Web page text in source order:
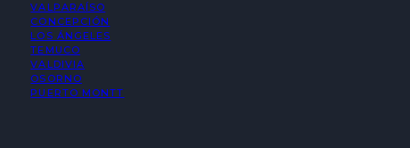
VALPARAÍSO
CONCEPCIÓN
LOS ÁNGELES
TEMUCO
VALDIVIA
OSORNO
PUERTO MONTT